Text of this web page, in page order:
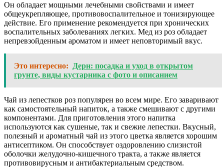
Он обладает мощными лечебными свойствами и имеет
общеукрепляющее, противовоспалительное и тонизирующее
действие. Его применение рекомендуется при хронических
воспалительных заболеваниях легких. Мед из роз обладает
непревзойденным ароматом и имеет неповторимый вкус.
Это интересно:
Дерн: посадка и уход в открытом
грунте, виды кустарника с фото и описанием
Чай из лепестков роз популярен во всем мире. Его заваривают
как самостоятельный напиток, а также смешивают с другими
компонентами. Для приготовления этого напитка
используются как сушеные, так и свежие лепестки. Вкусный,
полезный и ароматный чай из этого цветка является хорошим
антисептиком. Он способствует оздоровлению слизистой
оболочки желудочно-кишечного тракта, а также является
противовирусным и антибактериальным средством.